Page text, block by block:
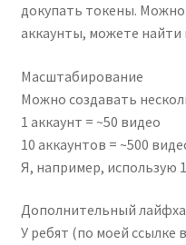
докупать токены.
аккаунты, можете
Масштабирование
Можно создавать
1 аккаунт = ~50 видео
10 аккаунтов = ~500
Я, например, использую
Дополнительный
У ребят (по моей ссылке